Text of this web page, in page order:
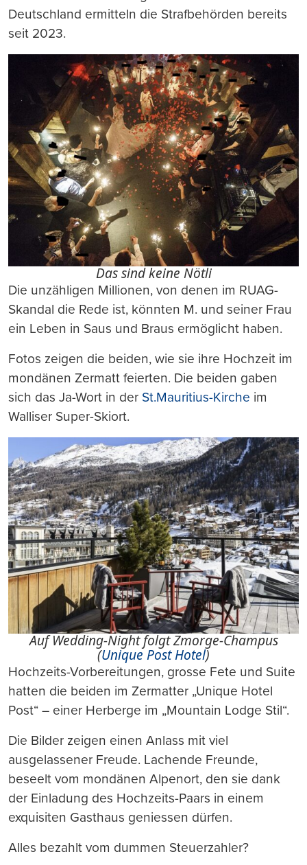
Deutschland ermitteln die Strafbehörden bereits
seit 2023.
Das sind keine Nötli
Die unzähligen Millionen, von denen im RUAG-
Skandal die Rede ist, könnten M. und seiner Frau
ein Leben in Saus und Braus ermöglicht haben.
Fotos zeigen die beiden, wie sie ihre Hochzeit im
mondänen Zermatt feierten. Die beiden gaben
sich das Ja-Wort in der St.Mauritius-Kirche im
Walliser Super-Skiort.
Auf Wedding-Night folgt Zmorge-Champus
(Unique Post Hotel)
Hochzeits-Vorbereitungen, grosse Fete und Suite
hatten die beiden im Zermatter „Unique Hotel
Post“ – einer Herberge im „Mountain Lodge Stil“.
Die Bilder zeigen einen Anlass mit viel
ausgelassener Freude. Lachende Freunde,
beseelt vom mondänen Alpenort, den sie dank
der Einladung des Hochzeits-Paars in einem
exquisiten Gasthaus geniessen dürfen.
Alles bezahlt vom dummen Steuerzahler?